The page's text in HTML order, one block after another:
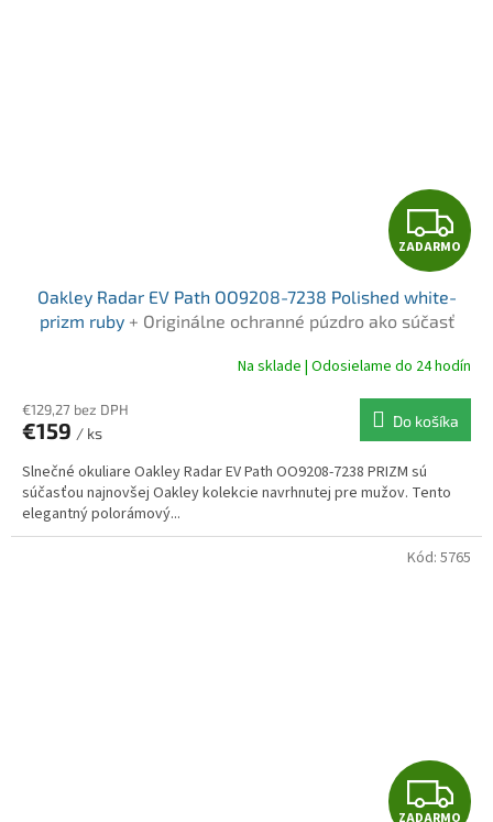
Z
A
D
A
R
M
ZADARMO
Oakley Radar EV Path OO9208-7238 Polished white-
prizm ruby + Originálne ochranné púzdro ako súčasť
Na sklade | Odosielame do 24 hodín
€129,27 bez DPH
€159 / ks
Do košíka
Slnečné okuliare Oakley Radar EV Path OO9208-7238 PRIZM sú
súčasťou najnovšej Oakley kolekcie navrhnutej pre mužov. Tento
elegantný polorámový...
Z
Kód: 5765